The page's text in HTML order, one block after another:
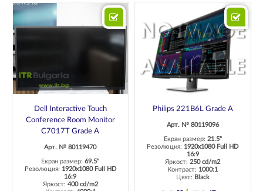
Dell Interactive Touch
Conference Room Monitor
C7017T Grade A
Арт. № 80119470
Екран размер:69.5"
Резолюция: 1920x1080 Full HD
16:9
Яркост: 400 cd/m2
Philips 221B6L Grade A
Арт. № 80119096
Екран размер: 21.5"
Резолюция: 1920x1080 Full HD
16:9
Яркост:250 cd/m2
Контраст: 1000:1
Цвят: Black